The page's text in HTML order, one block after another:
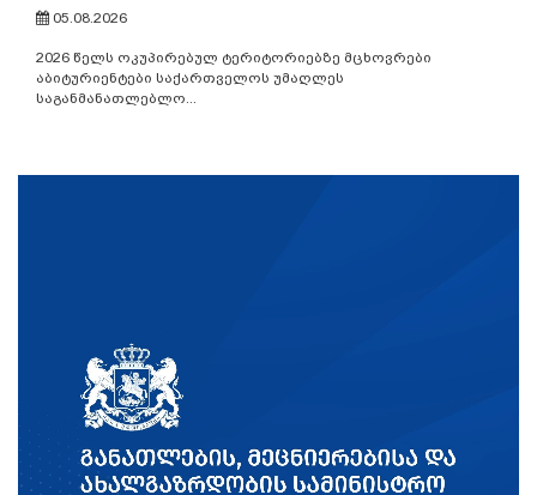
05.08.2026
2026 წელს ოკუპირებულ ტერიტორიებზე მცხოვრები
აბიტურიენტები საქართველოს უმაღლეს
საგანმანათლებლო...